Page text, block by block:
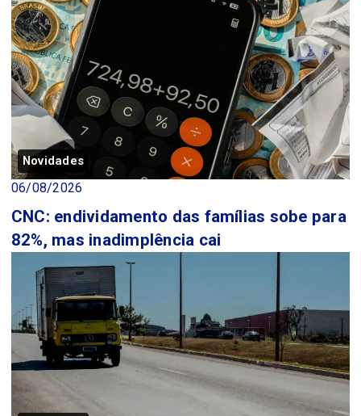
Novidades
06/08/2026
CNC: endividamento das famílias sobe para
82%, mas inadimplência cai